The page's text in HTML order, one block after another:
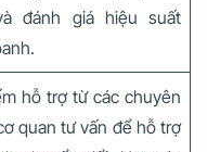
đánh giá hiệu suất
hỗ trợ từ các chuyên
quan tư vấn để hỗ trợ